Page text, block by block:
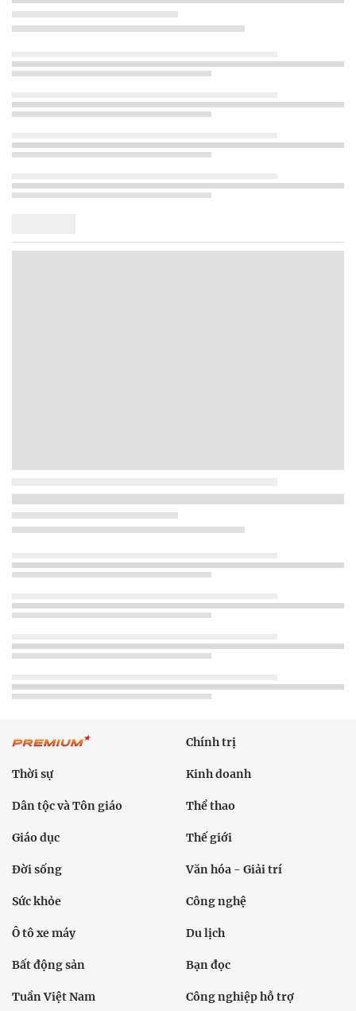
Chính trị
Thời sự Kinh doanh
Dân tộc và Tôn giáo Thể thao
Giáo dục Thế giới
Đời sống Văn hóa - Giải trí
Sức khỏe Công nghệ
Ô tô xe máy Du lịch
Bất động sản Bạn đọc
Tuần Việt Nam Công nghiệp hỗ trợ